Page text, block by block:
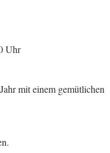
Uhr
mit einem gemütlichen